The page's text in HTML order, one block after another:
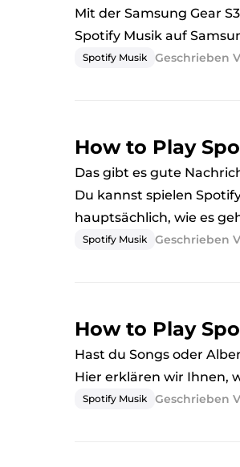
Mit der Samsung Gear
Spotify Musik auf
Spotify Musik Geschrieben
How to Play
Das gibt es gute
Du kannst spielen
hauptsächlich, wie es
Spotify Musik Geschrieben
How to Play
Hast du Songs oder
Hier erklären wir Ihnen,
Spotify Musik Geschrieben